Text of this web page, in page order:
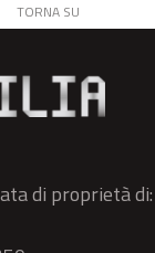
TORNA SU
di proprietà di: